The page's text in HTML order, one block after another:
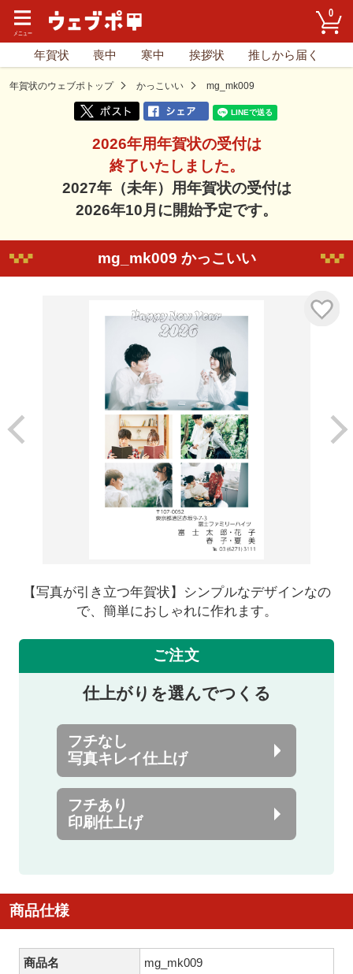
0
年賀状 喪中 寒中 挨拶状 推しから届く
年賀状のウェブポトップ かっこいい mg_mk009
2026年用年賀状の受付は
終了いたしました。
2027年（未年）用年賀状の受付は
2026年10月に開始予定です。
mg_mk009 かっこいい
【写真が引き立つ年賀状】シンプルなデザインなの
で、簡単におしゃれに作れます。
ご注文
仕上がりを選んでつくる
フチなし
写真キレイ仕上げ
フチあり
印刷仕上げ
商品仕様
商品名 mg_mk009